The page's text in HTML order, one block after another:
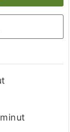
minut